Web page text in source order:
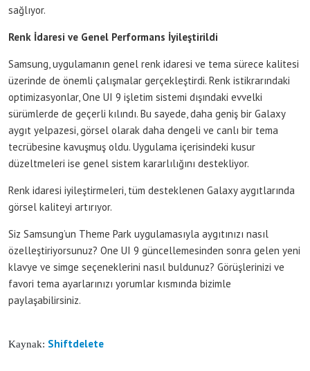
sağlıyor.
Renk İdaresi ve Genel Performans İyileştirildi
Samsung, uygulamanın genel renk idaresi ve tema sürece kalitesi
üzerinde de önemli çalışmalar gerçekleştirdi. Renk istikrarındaki
optimizasyonlar, One UI 9 işletim sistemi dışındaki evvelki
sürümlerde de geçerli kılındı. Bu sayede, daha geniş bir Galaxy
aygıt yelpazesi, görsel olarak daha dengeli ve canlı bir tema
tecrübesine kavuşmuş oldu. Uygulama içerisindeki kusur
düzeltmeleri ise genel sistem kararlılığını destekliyor.
Renk idaresi iyileştirmeleri, tüm desteklenen Galaxy aygıtlarında
görsel kaliteyi artırıyor.
Siz Samsung’un Theme Park uygulamasıyla aygıtınızı nasıl
özelleştiriyorsunuz? One UI 9 güncellemesinden sonra gelen yeni
klavye ve simge seçeneklerini nasıl buldunuz? Görüşlerinizi ve
favori tema ayarlarınızı yorumlar kısmında bizimle
paylaşabilirsiniz.
Kaynak: Shiftdelete